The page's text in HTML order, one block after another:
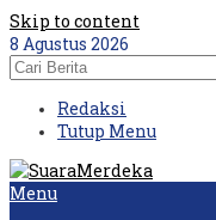
Skip to content
8 Agustus 2026
Redaksi
Tutup Menu
Menu